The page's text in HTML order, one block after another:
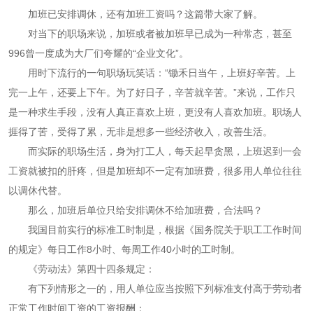
加班已安排调休，还有加班工资吗？这篇带大家了解。
对当下的职场来说，加班或者被加班早已成为一种常态，甚至
996曾一度成为大厂们夸耀的“企业文化”。
用时下流行的一句职场玩笑话：“锄禾日当午，上班好辛苦。上
完一上午，还要上下午。为了好日子，辛苦就辛苦。”来说，工作只
是一种求生手段，没有人真正喜欢上班，更没有人喜欢加班。职场人
捱得了苦，受得了累，无非是想多一些经济收入，改善生活。
而实际的职场生活，身为打工人，每天起早贪黑，上班迟到一会
工资就被扣的肝疼，但是加班却不一定有加班费，很多用人单位往往
以调休代替。
那么，加班后单位只给安排调休不给加班费，合法吗？
我国目前实行的标准工时制是，根据《国务院关于职工工作时间
的规定》每日工作8小时、每周工作40小时的工时制。
《劳动法》第四十四条规定：
有下列情形之一的，用人单位应当按照下列标准支付高于劳动者
正常工作时间工资的工资报酬：